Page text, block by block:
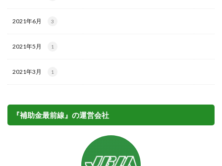
2021年6月 3
2021年5月 1
2021年3月 1
『補助金最前線』の運営会社